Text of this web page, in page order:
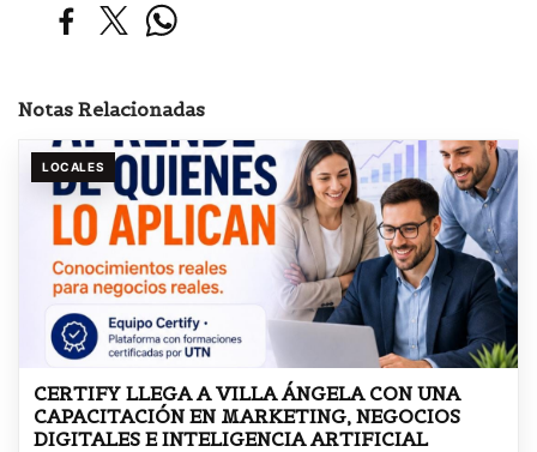
Notas Relacionadas
LOCALES
CERTIFY LLEGA A VILLA ÁNGELA CON UNA
CAPACITACIÓN EN MARKETING, NEGOCIOS
DIGITALES E INTELIGENCIA ARTIFICIAL